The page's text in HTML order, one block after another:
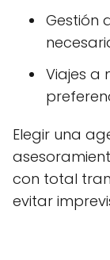
Gestión
Viajes a
Elegir una
con total
evitar